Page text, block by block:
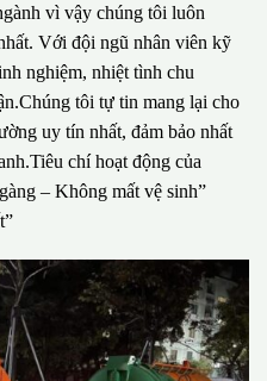
vì vậy chúng tôi luôn
Với đội ngũ nhân viên kỹ
nghiệm, nhiệt tình chu
tôi tự tin mang lại cho
uy tín nhất, đảm bảo nhất
chí hoạt động của
– Không mất vệ sinh”